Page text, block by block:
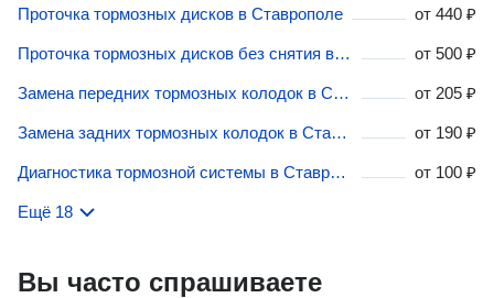
Проточка тормозных дисков в Ставрополе от 440 ₽
Проточка тормозных дисков без снятия в Ставрополе от 500 ₽
Замена передних тормозных колодок в Ставрополе от 205 ₽
Замена задних тормозных колодок в Ставрополе от 190 ₽
Диагностика тормозной системы в Ставрополе от 100 ₽
Ещё 18
Вы часто спрашиваете